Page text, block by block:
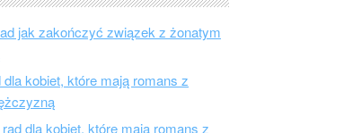
jak zakończyć związek z żonatym
dla kobiet, które mają romans z
dla kobiet, które mają romans z